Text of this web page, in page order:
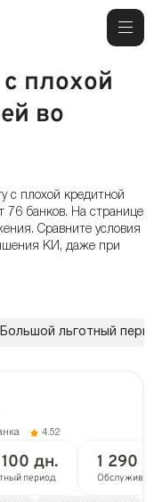
плохой
во
с плохой кредитной
76 банков. На странице
Сравните условия
КИ, даже при
Большой льготный
4.52
дн.
период
1 290 ₽